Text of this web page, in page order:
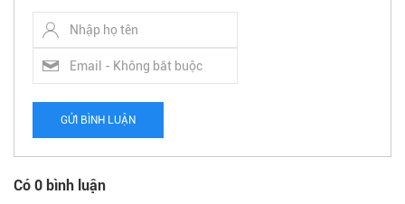
GỬI BÌNH LUẬN
Có 0 bình luận